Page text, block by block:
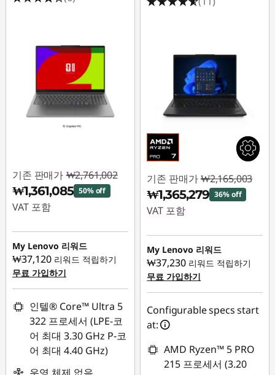
기존 판매가 ₩2,761,002
₩1,361,085 50% off
VAT 포함
즉시 할인: :-
₩1,399,917
My Lenovo 리워드
₩37,120 리워드 적립하기
무료 가입하기
인텔® Core™ Ultra 5
322 프로세서 (LPE-코
어 최대 3.30 GHz P-코
어 최대 4.40 GHz)
기존 판매가 ₩2,165,003
₩1,365,279 36% off
VAT 포함
즉시 할인: :-
₩799,724
My Lenovo 리워드
₩37,230 리워드 적립하기
무료 가입하기
Configurable specs start
at:
AMD Ryzen™ 5 PRO
215 프로세서 (3.20